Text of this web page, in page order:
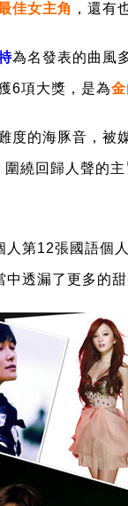
佳女主角 ，還有
為名發表的曲風
6項大獎，是為
度的海豚音，被
圍繞回歸人聲的
人第12張國語個
透漏了更多的甜